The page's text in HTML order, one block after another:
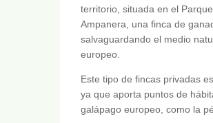
territorio, situada en el
Ampanera, una finca de
salvaguardando el medio
europeo.
Este tipo de fincas privadas
ya que aporta puntos de
galápago europeo, como la